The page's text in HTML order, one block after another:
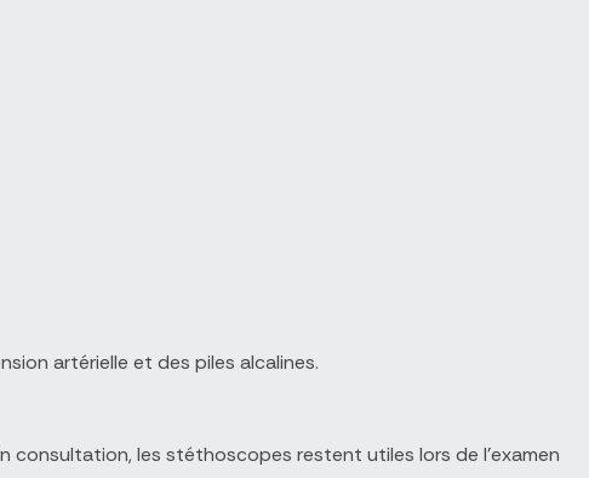
artérielle et des piles alcalines.
consultation, les stéthoscopes restent utiles lors de l'examen